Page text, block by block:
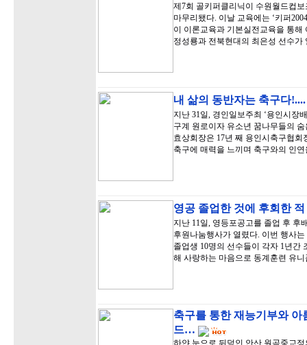
제7회 골키퍼클리닉이 수원월드컵
마무리됐다. 이날 교육에는 ‘키퍼
이 이론교육과 기본실전교육을 통
정성룡과 전북현대의 최은성 선수
내 삶의 동반자는 축구다
지난 31일, 경인일보주최 ‘용인시장
구계 원로이자 유소년 꿈나무들의
효상회장은 17년 째 용인시축구협
축구에 매력을 느끼며 축구와의 인
영공 졸업한 것에 후회한
지난 11일, 영등포공고를 졸업 후 후
후원나눔행사가 열렸다. 이번 행사
졸업생 10명의 선수들이 각자 1년간
해 사랑하는 마음으로 동계훈련 유
축구를 통한 재능기부와
드…
하얀 눈으로 뒤덮인 안산 원곡중교